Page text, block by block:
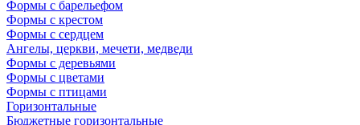
Формы с барельефом
Формы с крестом
Формы с сердцем
Ангелы, церкви, мечети, медведи
Формы с деревьями
Формы с цветами
Формы с птицами
Горизонтальные
Бюджетные горизонтальные